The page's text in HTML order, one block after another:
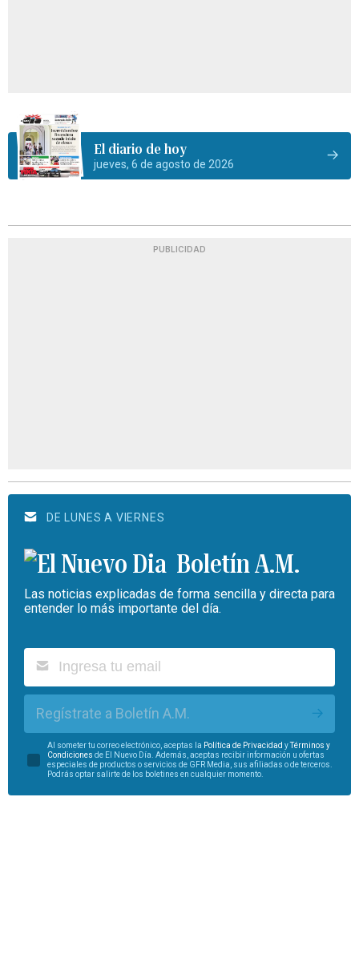
El diario de hoy
jueves, 6 de agosto de 2026
PUBLICIDAD
DE LUNES A VIERNES
Boletín A.M.
Las noticias explicadas de forma sencilla y directa para
entender lo más importante del día.
Regístrate a Boletín A.M.
Al someter tu correo electrónico, aceptas la Política de Privacidad yTérminos y
Condiciones de El Nuevo Día. Además, aceptas recibir información u ofertas
especiales de productos o servicios de GFR Media, sus afiliadas o de terceros.
Podrás optar salirte de los boletines en cualquier momento.